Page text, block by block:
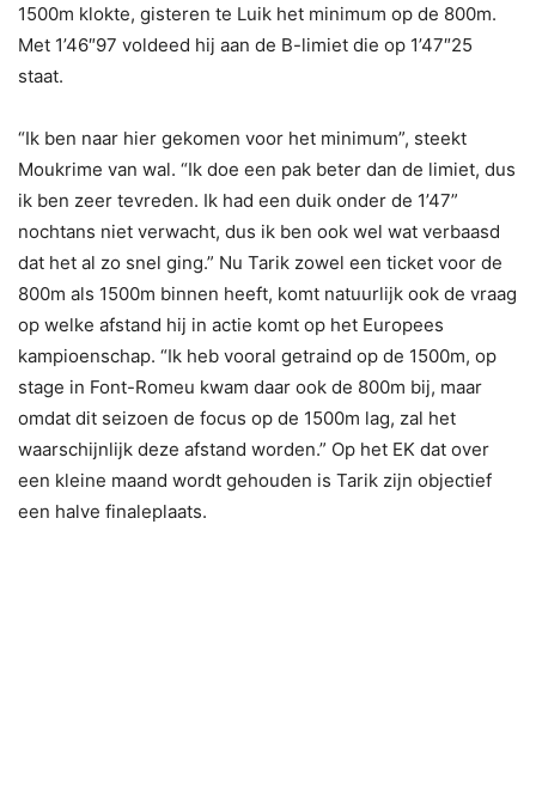
1500m klokte, gisteren te Luik het minimum op de 800m.
Met 1’46″97 voldeed hij aan de B-limiet die op 1’47″25
staat.
“Ik ben naar hier gekomen voor het minimum”, steekt
Moukrime van wal. “Ik doe een pak beter dan de limiet, dus
ik ben zeer tevreden. Ik had een duik onder de 1’47”
nochtans niet verwacht, dus ik ben ook wel wat verbaasd
dat het al zo snel ging.” Nu Tarik zowel een ticket voor de
800m als 1500m binnen heeft, komt natuurlijk ook de vraag
op welke afstand hij in actie komt op het Europees
kampioenschap. “Ik heb vooral getraind op de 1500m, op
stage in Font-Romeu kwam daar ook de 800m bij, maar
omdat dit seizoen de focus op de 1500m lag, zal het
waarschijnlijk deze afstand worden.” Op het EK dat over
een kleine maand wordt gehouden is Tarik zijn objectief
een halve finaleplaats.